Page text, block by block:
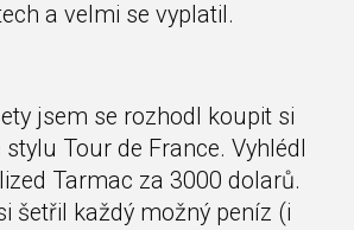
a velmi se vyplatil.
jsem se rozhodl koupit si
Tour de France. Vyhlédl
Tarmac za 3000 dolarů.
šetřil každý možný peníz (i